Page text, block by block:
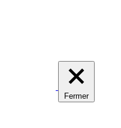
Fermer